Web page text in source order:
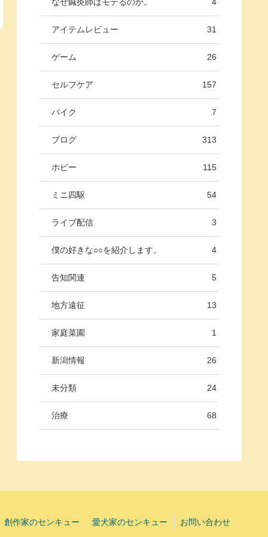
アイテムレビュー 31
ゲーム 26
セルフケア 157
バイク 7
ブログ 313
ホビー 115
ミニ四駆 54
ライブ配信 3
僕の好きな○○を紹介します。 4
告知関連 5
地方遠征 13
家庭菜園 1
新潟情報 26
未分類 24
治療 68
創作家のセンキュー 愛犬家のセンキュー お問い合わせ